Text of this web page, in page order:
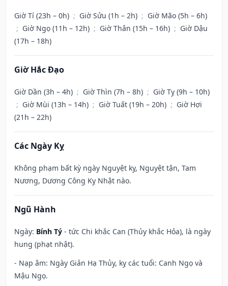
Giờ Tí (23h – 0h) ; Giờ Sửu (1h – 2h) ; Giờ Mão (5h – 6h)
; Giờ Ngọ (11h – 12h) ; Giờ Thân (15h – 16h) ; Giờ Dậu
(17h – 18h)
Giờ Hắc Đạo
Giờ Dần (3h – 4h) ; Giờ Thìn (7h – 8h) ; Giờ Tỵ (9h – 10h)
; Giờ Mùi (13h – 14h) ; Giờ Tuất (19h – 20h) ; Giờ Hợi
(21h – 22h)
Các Ngày Kỵ
Không phạm bất kỳ ngày Nguyệt kỵ, Nguyệt tận, Tam
Nương, Dương Công Kỵ Nhật nào.
Ngũ Hành
Ngày: Bính Tý - tức Chi khắc Can (Thủy khắc Hỏa), là ngày
hung (phạt nhật).
- Nạp âm: Ngày Giản Hạ Thủy, kỵ các tuổi: Canh Ngọ và
Mậu Ngọ.